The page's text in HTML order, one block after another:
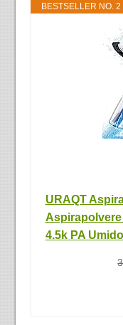
BESTSELLER NO. 2
URAQT
Aspirapolvere
4.5k PA